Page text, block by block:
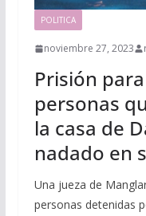
POLITICA
noviembre 27, 2023
Prisión
personas
la casa de
nadado en
Una jueza de
personas detenidas